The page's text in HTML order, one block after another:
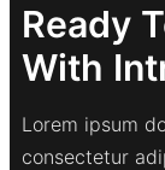
Ready
With
Lorem ipsum
consectetur